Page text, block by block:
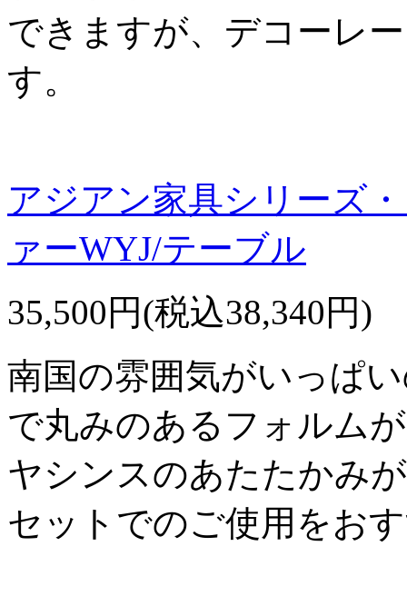
できますが、デコーレ
す。
アジアン家具シリーズ
ァーWYJ/テーブル
35,500円(税込38,340円)
南国の雰囲気がいっぱ
で丸みのあるフォルム
ヤシンスのあたたかみ
セットでのご使用をお